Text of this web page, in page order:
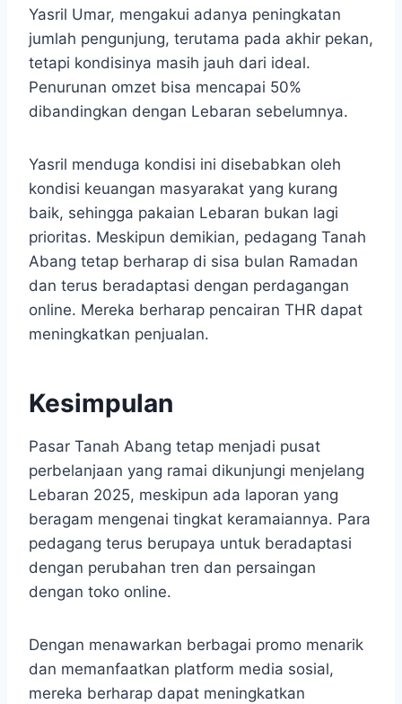
Yasril Umar, mengakui adanya peningkatan
jumlah pengunjung, terutama pada akhir pekan,
tetapi kondisinya masih jauh dari ideal.
Penurunan omzet bisa mencapai 50%
dibandingkan dengan Lebaran sebelumnya.
Yasril menduga kondisi ini disebabkan oleh
kondisi keuangan masyarakat yang kurang
baik, sehingga pakaian Lebaran bukan lagi
prioritas. Meskipun demikian, pedagang Tanah
Abang tetap berharap di sisa bulan Ramadan
dan terus beradaptasi dengan perdagangan
online. Mereka berharap pencairan THR dapat
meningkatkan penjualan.
Kesimpulan
Pasar Tanah Abang tetap menjadi pusat
perbelanjaan yang ramai dikunjungi menjelang
Lebaran 2025, meskipun ada laporan yang
beragam mengenai tingkat keramaiannya. Para
pedagang terus berupaya untuk beradaptasi
dengan perubahan tren dan persaingan
dengan toko online.
Dengan menawarkan berbagai promo menarik
dan memanfaatkan platform media sosial,
mereka berharap dapat meningkatkan